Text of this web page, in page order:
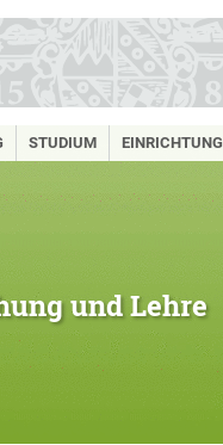
STUDIUM
und Lehre